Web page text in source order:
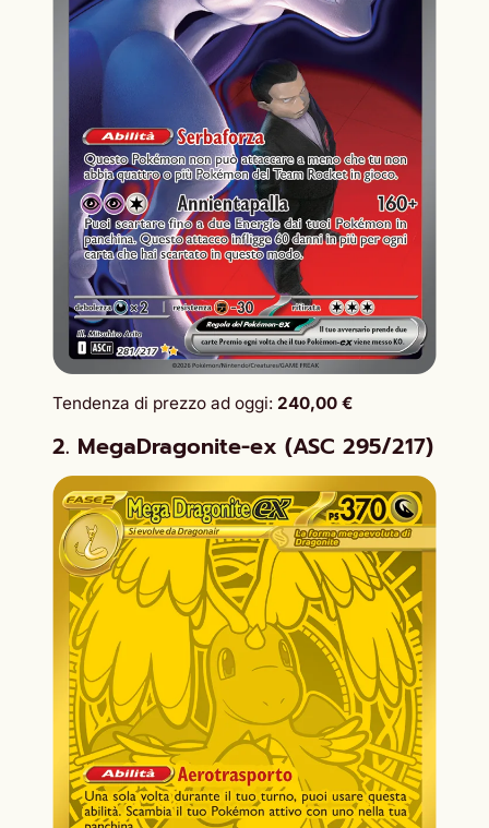
Tendenza di prezzo ad oggi: 240,00 €
2. MegaDragonite-ex (ASC 295/217)